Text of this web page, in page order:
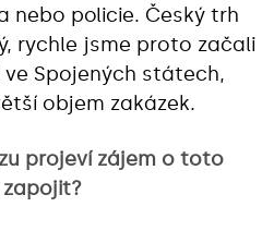
nebo policie. Český trh
rychle jsme proto začali
Spojených státech,
objem zakázek.
projeví zájem o toto